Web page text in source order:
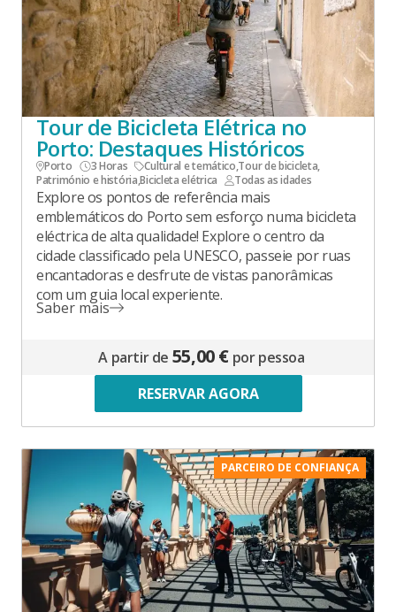
Tour de Bicicleta Elétrica no
Porto: Destaques Históricos
Porto 3 Horas Cultural e temático,Tour de bicicleta,
Património e história,Bicicleta elétrica Todas as idades
Explore os pontos de referência mais
emblemáticos do Porto sem esforço numa bicicleta
eléctrica de alta qualidade! Explore o centro da
cidade classificado pela UNESCO, passeie por ruas
encantadoras e desfrute de vistas panorâmicas
com um guia local experiente.
Saber mais
A partir de 55,00 € por pessoa
RESERVAR AGORA
PARCEIRO DE CONFIANÇA